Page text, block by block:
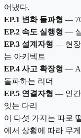
어냈다.
EP.1 변화 돌파형 —
EP.2 속도 실행형 —
EP.3 설계자형 — 현장
는 아키텍트
EP.4 사고 확장형 —
돌파하는 리더
EP.5 연결자형 — 인간
잇는 다리
이 다섯 가지는 따로
에서 상황에 따라 무